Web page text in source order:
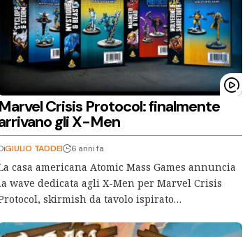
Marvel Crisis Protocol: finalmente
gli X-Men
GIULIO TADDEI 6 anni fa
casa americana Atomic Mass Games annuncia
wave dedicata agli X-Men per Marvel Crisis
skirmish da tavolo ispirato…